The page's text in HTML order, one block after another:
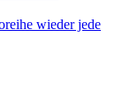
wieder jede